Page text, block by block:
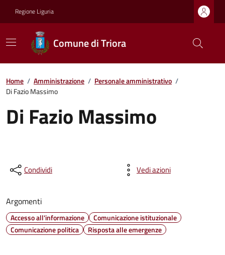
Regione Liguria
Comune di Triora
Home / Amministrazione / Personale amministrativo /
Di Fazio Massimo
Di Fazio Massimo
Condividi Vedi azioni
Argomenti
Accesso all'informazione
Comunicazione istituzionale
Comunicazione politica
Risposta alle emergenze